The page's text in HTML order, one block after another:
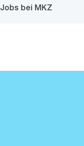
Jobs bei MKZ